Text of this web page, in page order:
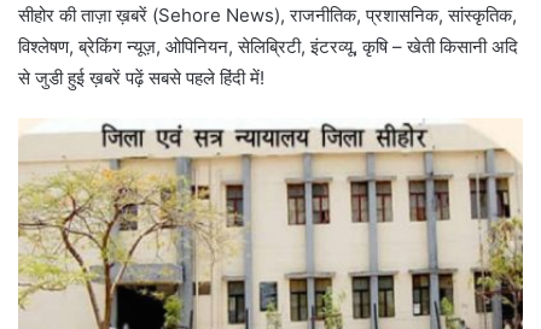
सीहोर की ताज़ा ख़बरें (Sehore News), राजनीतिक, प्रशासनिक, सांस्कृतिक,
विश्लेषण, ब्रेकिंग न्यूज़, ओपिनियन, सेलिब्रिटी, इंटरव्यू, कृषि – खेती किसानी अदि
से जुडी हुई ख़बरें पढ़ें सबसे पहले हिंदी में!